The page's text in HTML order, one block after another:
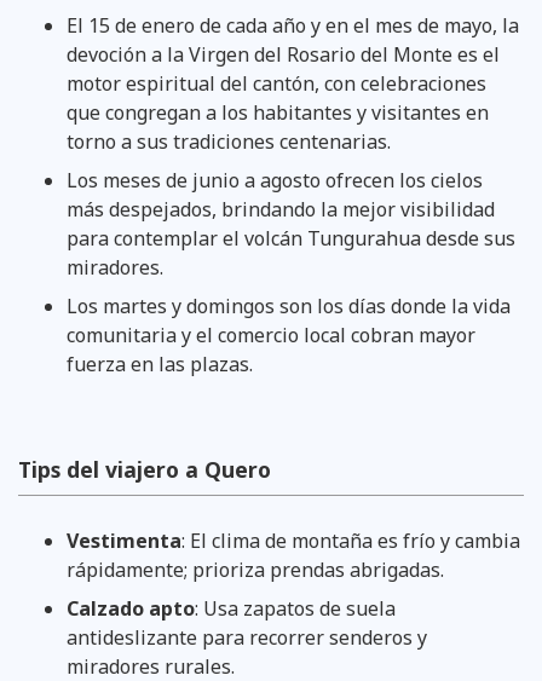
El 15 de enero de cada año y en el mes de mayo, la
devoción a la Virgen del Rosario del Monte es el
motor espiritual del cantón, con celebraciones
que congregan a los habitantes y visitantes en
torno a sus tradiciones centenarias.
Los meses de junio a agosto ofrecen los cielos
más despejados, brindando la mejor visibilidad
para contemplar el volcán Tungurahua desde sus
miradores.
Los martes y domingos son los días donde la vida
comunitaria y el comercio local cobran mayor
fuerza en las plazas.
Tips del viajero a Quero
Vestimenta: El clima de montaña es frío y cambia
rápidamente; prioriza prendas abrigadas.
Calzado apto: Usa zapatos de suela
antideslizante para recorrer senderos y
miradores rurales.